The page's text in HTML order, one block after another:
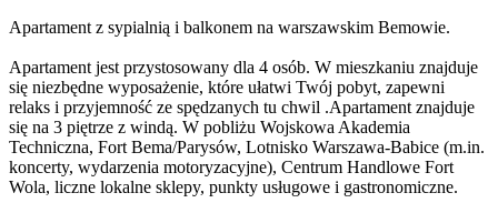
Apartament z sypialnią i balkonem na warszawskim Bemowie.
Apartament jest przystosowany dla 4 osób. W mieszkaniu znajduje
się niezbędne wyposażenie, które ułatwi Twój pobyt, zapewni
relaks i przyjemność ze spędzanych tu chwil .Apartament znajduje
się na 3 piętrze z windą. W pobliżu Wojskowa Akademia
Techniczna, Fort Bema/Parysów, Lotnisko Warszawa-Babice (m.in.
koncerty, wydarzenia motoryzacyjne), Centrum Handlowe Fort
Wola, liczne lokalne sklepy, punkty usługowe i gastronomiczne.